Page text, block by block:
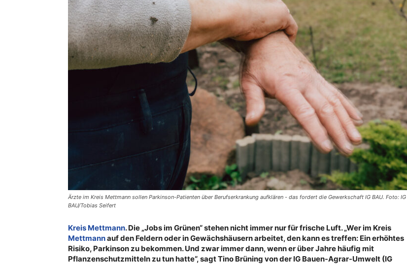
Ärzte im Kreis Mettmann sollen Parkinson-Patienten über Berufserkrankung aufklären - das fordert die Gewerkschaft IG BAU. Foto: IG
BAU/Tobias Seifert
Kreis Mettmann. Die „Jobs im Grünen“ stehen nicht immer nur für frische Luft. „Wer im Kreis
Mettmannauf den Feldern oder in Gewächshäusern arbeitet, den kann es treffen: Ein erhöhtes
Risiko, Parkinson zu bekommen. Und zwar immer dann, wenn er über Jahre häufig mit
Pflanzenschutzmitteln zu tun hatte“, sagt Tino Brüning von der IG Bauen-Agrar-Umwelt (IG